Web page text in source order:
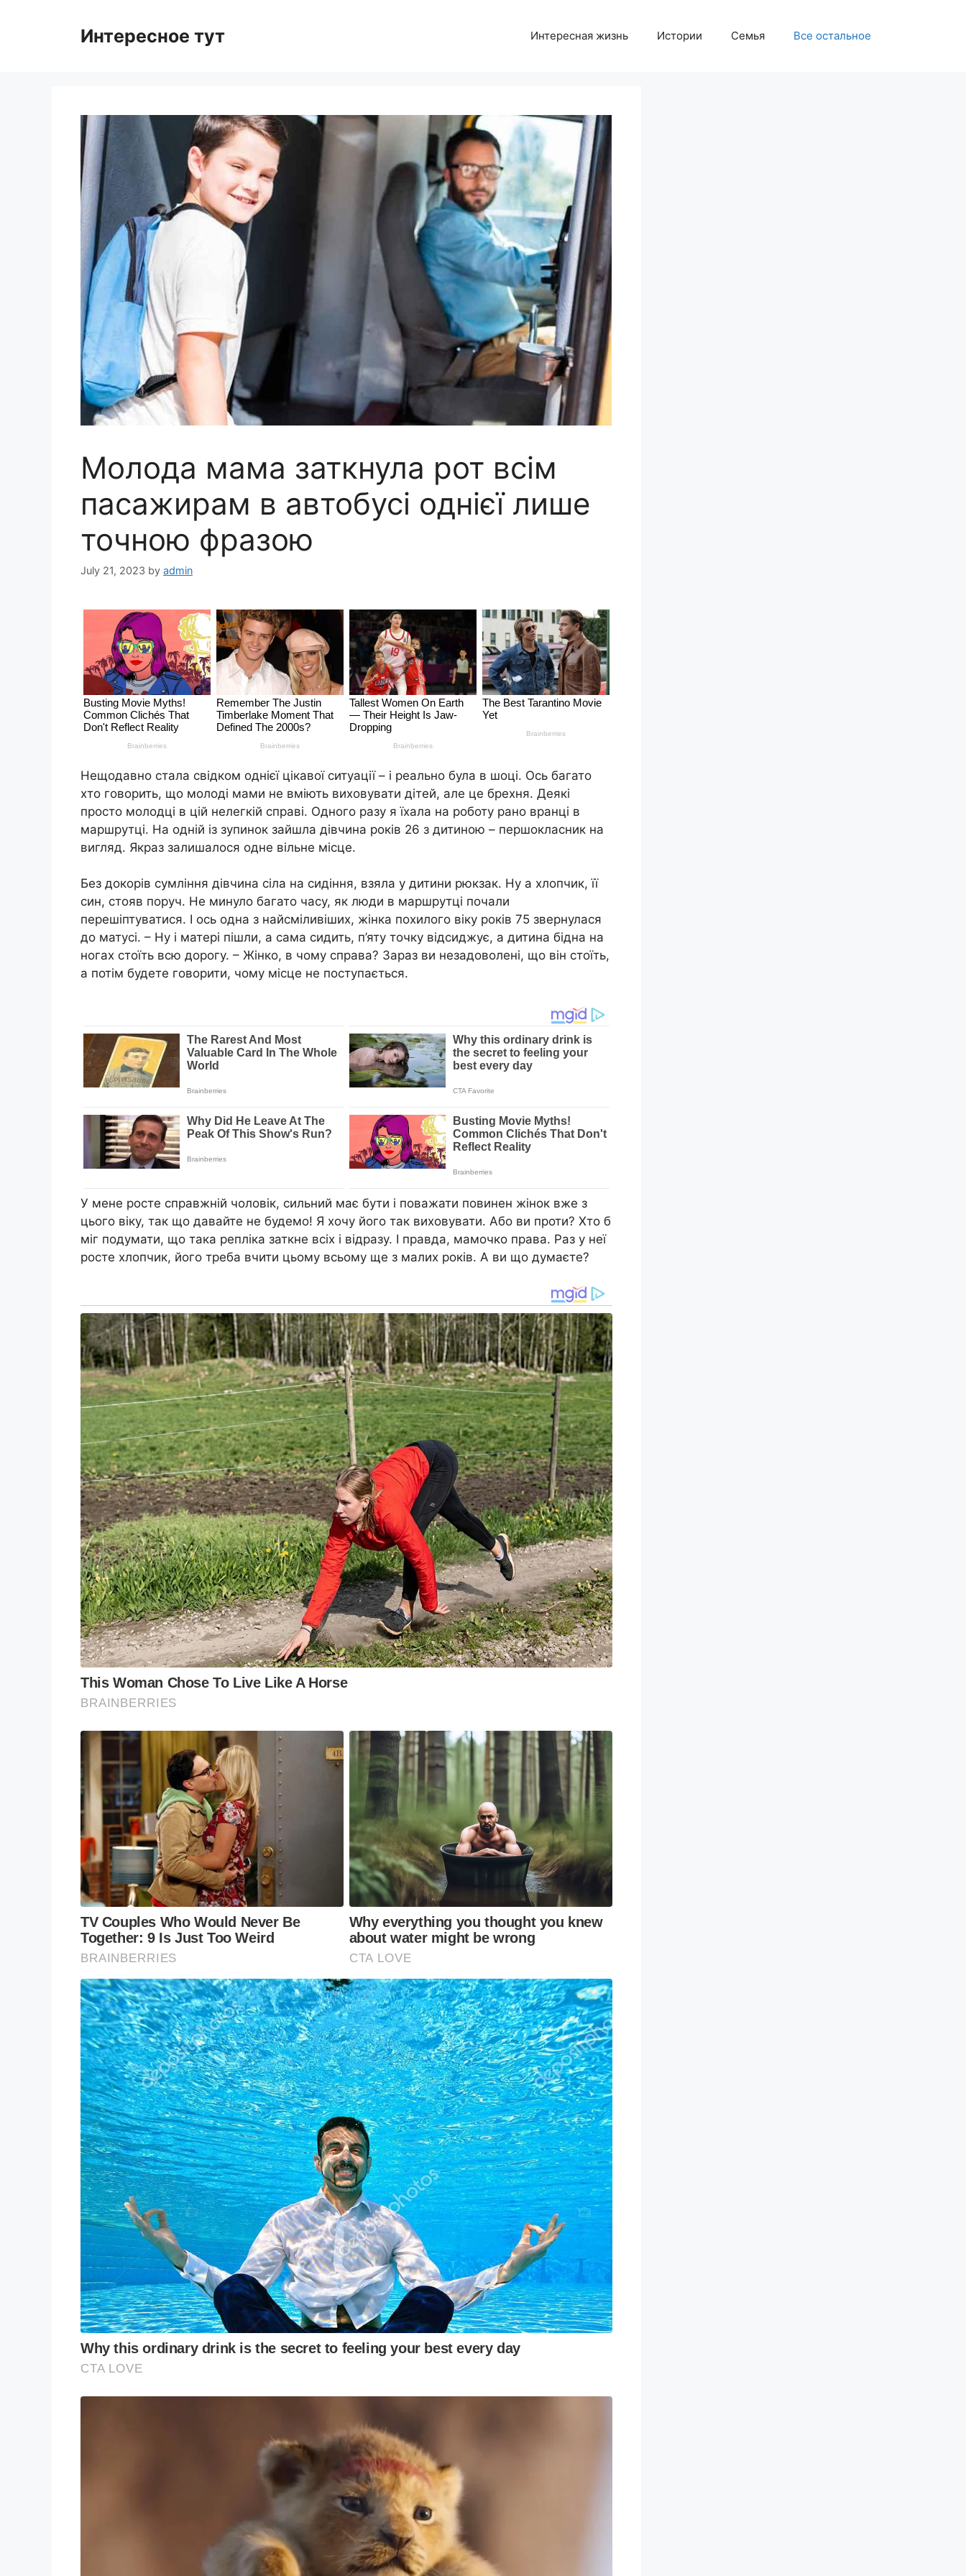
Интересное тут Интересная жизнь Истории Семья Все остальное
Молода мама заткнула рот всім
пасажирам в автобусі однієї лише
точною фразою
July 21, 2023 by admin
Нещодавно стала свідком однієї цікавої ситуації – і реально була в шоці. Ось багато
хто говорить, що молоді мами не вміють виховувати дітей, але це брехня. Деякі
просто молодці в цій нелегкій справі. Одного разу я їхала на роботу рано вранці в
маршрутці. На одній із зупинок зайшла дівчина років 26 з дитиною – першокласник на
вигляд. Якраз залишалося одне вільне місце.
Без докорів сумління дівчина сіла на сидіння, взяла у дитини рюкзак. Ну а хлопчик, її
син, стояв поруч. Не минуло багато часу, як люди в маршрутці почали
перешіптуватися. І ось одна з найсміливіших, жінка похилого віку років 75 звернулася
до матусі. – Ну і матері пішли, а сама сидить, п’яту точку відсиджує, а дитина бідна на
ногах стоїть всю дорогу. – Жінко, в чому справа? Зараз ви незадоволені, що він стоїть,
а потім будете говорити, чому місце не поступається.
У мене росте справжній чоловік, сильний має бути і поважати повинен жінок вже з
цього віку, так що давайте не будемо! Я хочу його так виховувати. Або ви проти? Хто б
міг подумати, що така репліка заткне всіх і відразу. І правда, мамочко права. Раз у неї
росте хлопчик, його треба вчити цьому всьому ще з малих років. А ви що думаєте?